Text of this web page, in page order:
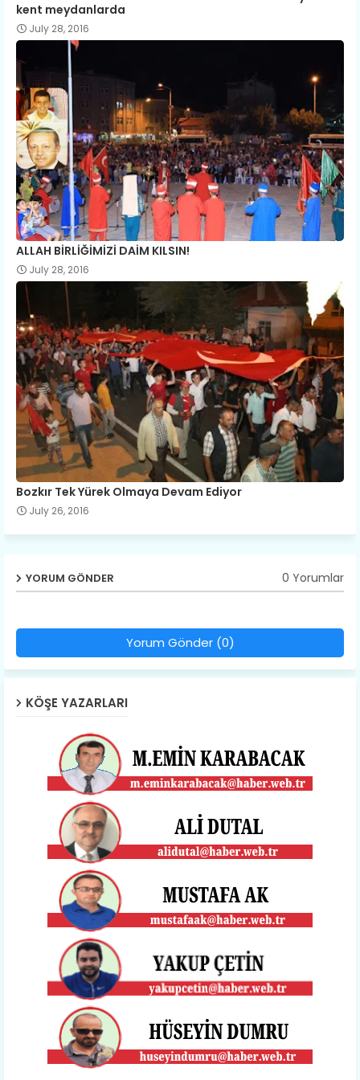
kent meydanlarda
July 28, 2016
ALLAH BİRLİĞİMİZİ DAİM KILSIN!
July 28, 2016
Bozkır Tek Yürek Olmaya Devam Ediyor
July 26, 2016
YORUM GÖNDER 0 Yorumlar
Yorum Gönder (0)
KÖŞE YAZARLARI